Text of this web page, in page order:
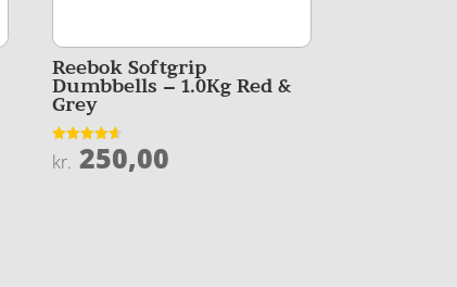
Reebok Softgrip
Dumbbells – 1.0Kg Red &
Grey
Vurderet
4.6
kr. 250,00